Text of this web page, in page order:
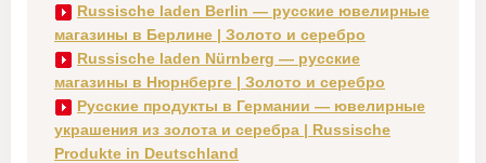
Russische laden Berlin — русские ювелирные
магазины в Берлине | Золото и серебро
Russische laden Nürnberg — русские
магазины в Нюрнберге | Золото и серебро
Русские продукты в Германии — ювелирные
украшения из золота и серебра | Russische
Produkte in Deutschland